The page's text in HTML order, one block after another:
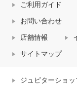
ご利用ガイド
お問い合わせ
店舗情報
サイトマップ
ジュピターショ